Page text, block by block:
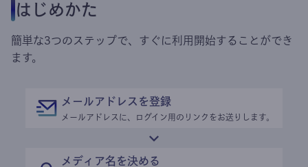
はじめかた
簡単な3つのステップで、すぐに利用開始することができ
ます。
メールアドレスを登録
メールアドレスに、ログイン用のリンクをお送りします。
メディア名を決める